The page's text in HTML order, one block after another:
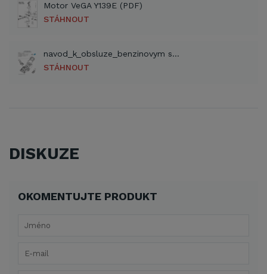
Motor VeGA Y139E (PDF)
STÁHNOUT
navod_k_obsluze_benzinovym sekackam_VeGA_cz (PDF)
STÁHNOUT
DISKUZE
OKOMENTUJTE PRODUKT